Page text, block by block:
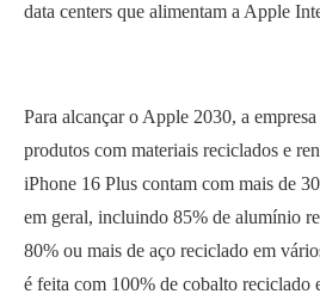
data centers que alimentam a Apple
Para alcançar o Apple 2030, a
produtos com materiais reciclados e
iPhone 16 Plus contam com mais de
em geral, incluindo 85% de alumínio
80% ou mais de aço reciclado em
é feita com 100% de cobalto